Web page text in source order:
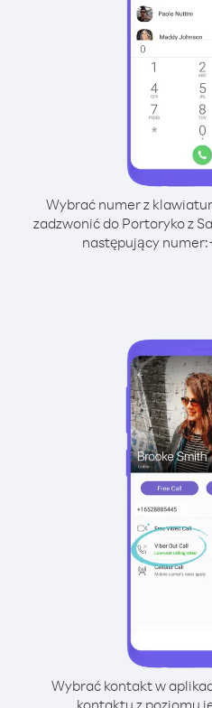
Wybrać numer z
zadzwonić do Portoryko z
następujący numer:
Wybrać kontakt w
kontaktu z poziomu